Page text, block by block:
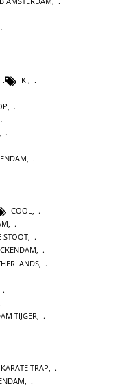
KI
,
COOL,
,
STOOT,
,
TIJGER
KARATE TRAP,
,